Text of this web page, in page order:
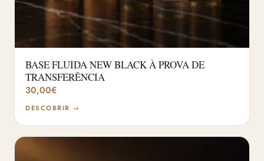
BASE FLUIDA NEW BLACK À PROVA DE
TRANSFERÊNCIA
30,00€
DESCOBRIR →